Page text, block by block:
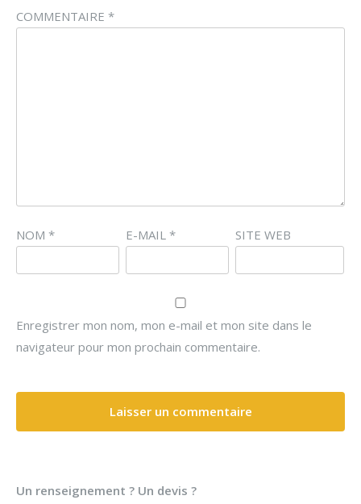
COMMENTAIRE *
NOM * E-MAIL * SITE WEB
Enregistrer mon nom, mon e-mail et mon site dans le
navigateur pour mon prochain commentaire.
Un renseignement ? Un devis ?